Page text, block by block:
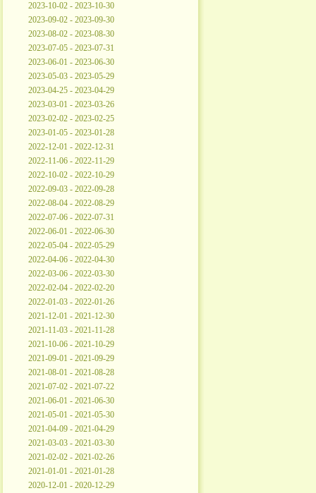
2023-10-02 - 2023-10-30
2023-09-02 - 2023-09-30
2023-08-02 - 2023-08-30
2023-07-05 - 2023-07-31
2023-06-01 - 2023-06-30
2023-05-03 - 2023-05-29
2023-04-25 - 2023-04-29
2023-03-01 - 2023-03-26
2023-02-02 - 2023-02-25
2023-01-05 - 2023-01-28
2022-12-01 - 2022-12-31
2022-11-06 - 2022-11-29
2022-10-02 - 2022-10-29
2022-09-03 - 2022-09-28
2022-08-04 - 2022-08-29
2022-07-06 - 2022-07-31
2022-06-01 - 2022-06-30
2022-05-04 - 2022-05-29
2022-04-06 - 2022-04-30
2022-03-06 - 2022-03-30
2022-02-04 - 2022-02-20
2022-01-03 - 2022-01-26
2021-12-01 - 2021-12-30
2021-11-03 - 2021-11-28
2021-10-06 - 2021-10-29
2021-09-01 - 2021-09-29
2021-08-01 - 2021-08-28
2021-07-02 - 2021-07-22
2021-06-01 - 2021-06-30
2021-05-01 - 2021-05-30
2021-04-09 - 2021-04-29
2021-03-03 - 2021-03-30
2021-02-02 - 2021-02-26
2021-01-01 - 2021-01-28
2020-12-01 - 2020-12-29